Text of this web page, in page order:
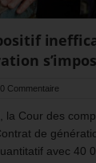
0 Commentaire
la Cour des
de
avec 40